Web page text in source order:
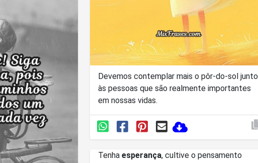
Devemos contemplar mais o pôr-do-sol junto
às pessoas que são realmente importantes
em nossas vidas.
Tenha esperança, cultive o pensamento